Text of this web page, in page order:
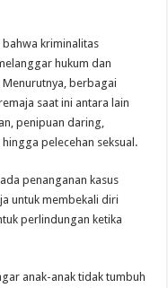
bahwa kriminalitas
hukum dan
berbagai
saat ini antara lain
penipuan daring,
pelecehan seksual.
penanganan kasus
untuk membekali diri
perlindungan ketika
anak-anak tidak tumbuh